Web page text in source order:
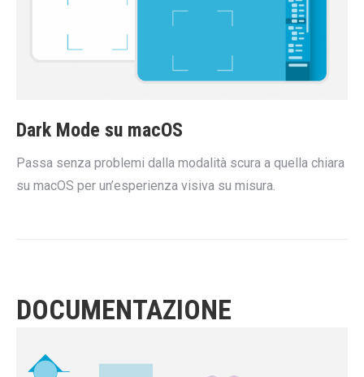
Dark Mode su macOS
Passa senza problemi dalla modalità scura a quella chiara
su macOS per un’esperienza visiva su misura.
DOCUMENTAZIONE